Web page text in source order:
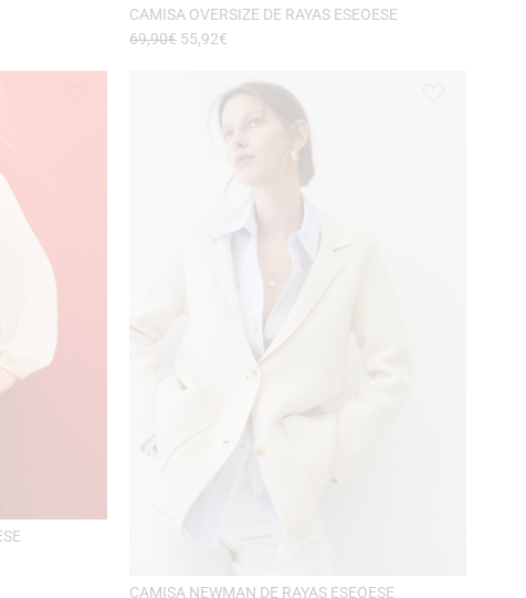
CAMISA OVERSIZE DE RAYAS ESEOESE
69,90€ 55,92€
CAMISA NEWMAN DE RAYAS ESEOESE